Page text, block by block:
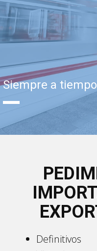
Siempre a tiempo
Definitivos